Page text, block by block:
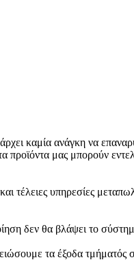
καμία ανάγκη να
προϊόντα μας μπορούν
τέλειες υπηρεσίες
δεν θα βλάψει το
τα έξοδα τμήματός